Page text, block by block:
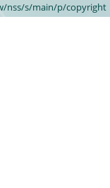
nss/s/main/p/copyright